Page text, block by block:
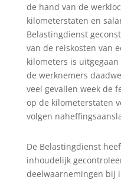
de hand van de
kilometerstaten en
Belastingdienst
van de reiskosten van
kilometers is
de werknemers
veel gevallen week de
op de kilometerstaten
volgen
De Belastingdienst
inhoudelijk
deelwaarnemingen bij